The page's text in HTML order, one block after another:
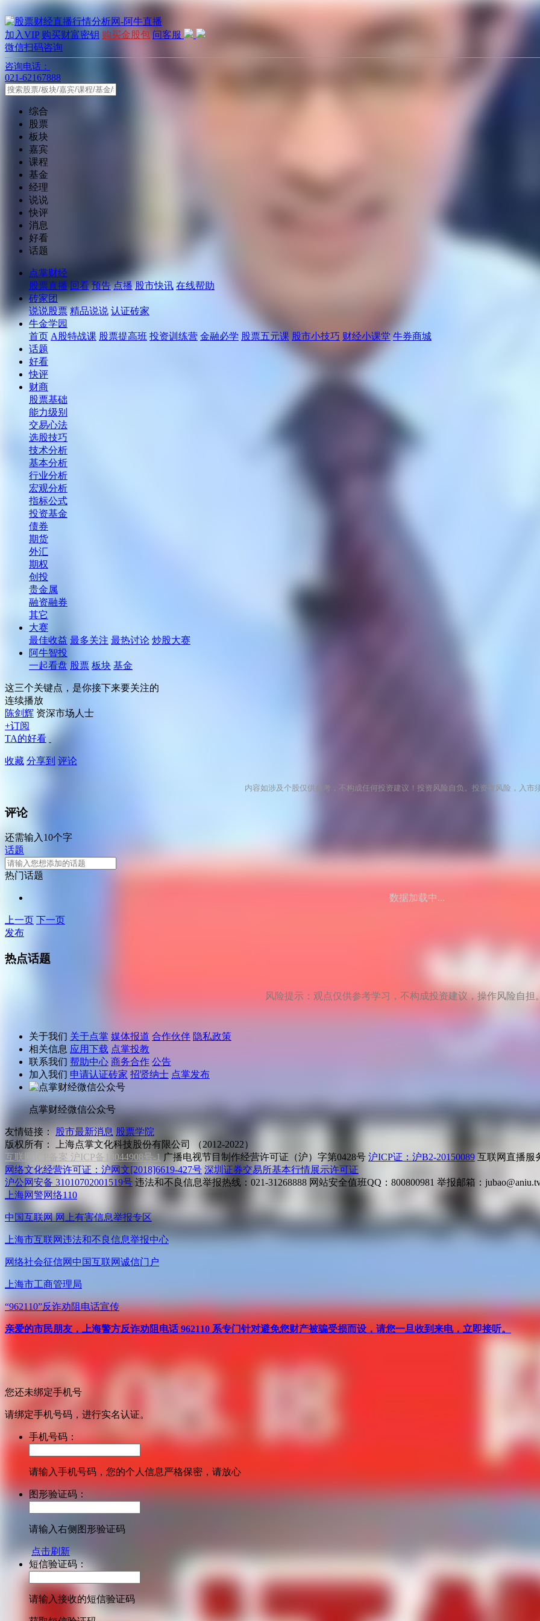
加入VIP 购买财富密钥 购买金股包 问客服
微信扫码咨询
咨询电话：
021-62167888
综合
股票
板块
嘉宾
课程
基金
经理
说说
快评
消息
好看
话题
点掌财经
股票直播 回看 预告 点播 股市快讯 在线帮助
砖家团
说说股票 精品说说 认证砖家
牛金学园
首页 A股特战课 股票提高班 投资训练营 金融必学 股票五元课 股市小技巧 财经小课堂 牛券商城
话题
好看
快评
财商
股票基础
能力级别
交易心法
选股技巧
技术分析
基本分析
行业分析
宏观分析
指标公式
投资基金
债券
期货
外汇
期权
创投
贵金属
融资融券
其它
大赛
最佳收益 最多关注 最热讨论 炒股大赛
阿牛智投
一起看盘 股票 板块 基金
这三个关键点，是你接下来要关注的
连续播放
陈剑辉 资深市场人士
+订阅
TA的好看
收藏 分享到 评论
内容如涉及个股仅供参考，不构成任何投资建议！投资风险自负。投资有风险，入市
评论
还需输入10个字
话题
热门话题
数据加载中...
上一页 下一页
发布
热点话题
风险提示：观点仅供参考学习，不构成投资建议，操作风险自担
关于我们 关于点掌 媒体报道 合作伙伴 隐私政策
相关信息 应用下载 点掌投教
联系我们 帮助中心 商务合作 公告
加入我们 申请认证砖家 招贤纳士 点掌发布
点掌财经微信公众号
友情链接： 股市最新消息 股票学院
版权所有：
上海点掌文化科技股份有限公司 （2012-2022）
互联网ICP备案 沪ICP备13044908号-1 广播电视节目制作经营许可证（沪）字第0428号 沪ICP证：沪B2-20150089 互联网直播服
网络文化经营许可证：沪网文[2018]6619-427号 深圳证券交易所基本行情展示许可证
沪公网安备 31010702001519号 违法和不良信息举报热线：021-31268888 网站安全值班QQ：800800981 举报邮箱：
上海网警网络110
中国互联网 网上有害信息举报专区
上海市互联网违法和不良信息举报中心
网络社会征信网 中国互联网诚信门户
上海市工商管理局
“962110”反诈劝阻电话宣传
亲爱的市民朋友，上海警方反诈劝阻电话 962110 系专门针对避免您财产被骗受损而设，请您一旦收到来电，立即接听。
您还未绑定手机号
请绑定手机号码，进行实名认证。
手机号码：
请输入手机号码，您的个人信息严格保密，请放心
图形验证码：
请输入右侧图形验证码
点击刷新
短信验证码：
请输入接收的短信验证码